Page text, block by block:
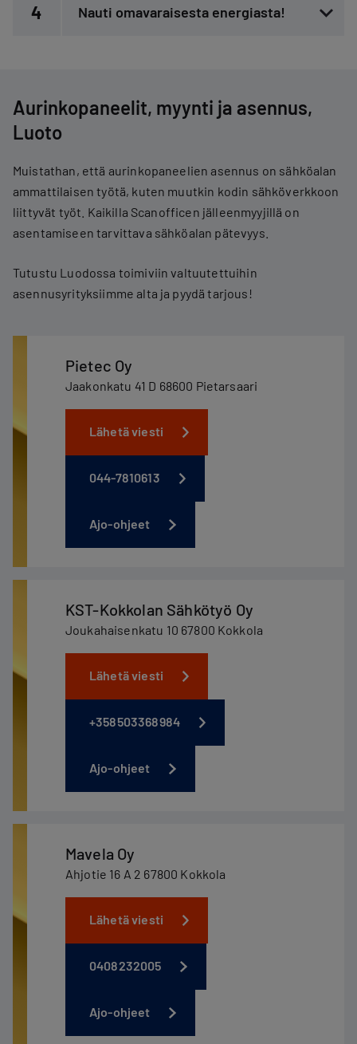
4 Nauti omavaraisesta energiasta!
Aurinkopaneelit, myynti ja asennus,
Luoto
Muistathan, että aurinkopaneelien asennus on sähköalan
ammattilaisen työtä, kuten muutkin kodin sähköverkkoon
liittyvät työt. Kaikilla Scanofficen jälleenmyyjillä on
asentamiseen tarvittava sähköalan pätevyys.
Tutustu Luodossa toimiviin valtuutettuihin
asennusyrityksiimme alta ja pyydä tarjous!
Pietec Oy
Jaakonkatu 41 D 68600 Pietarsaari
Lähetä viesti
044-7810613
Ajo-ohjeet
KST-Kokkolan Sähkötyö Oy
Joukahaisenkatu 10 67800 Kokkola
Lähetä viesti
+358503368984
Ajo-ohjeet
Mavela Oy
Ahjotie 16 A 2 67800 Kokkola
Lähetä viesti
0408232005
Ajo-ohjeet